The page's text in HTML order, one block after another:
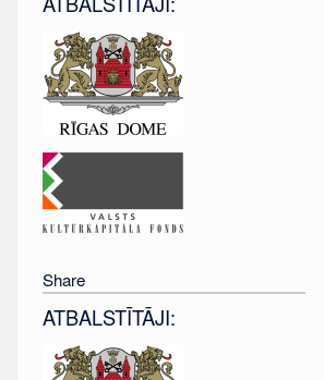
Share
ATBALSTĪTĀJI: